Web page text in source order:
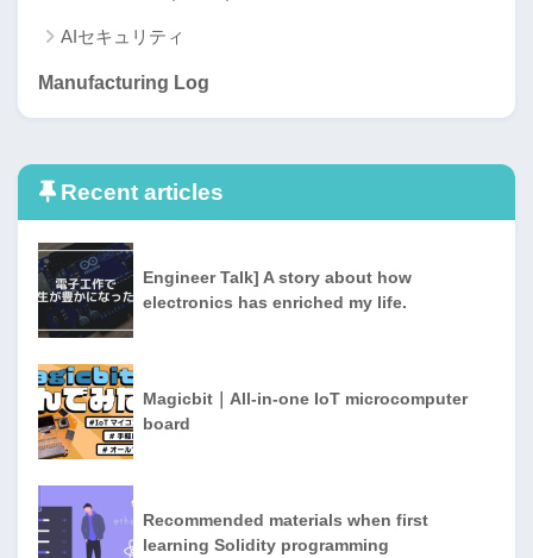
AIセキュリティ
Manufacturing Log
Recent articles
Engineer Talk] A story about how
electronics has enriched my life.
Magicbit｜All-in-one IoT microcomputer
board
Recommended materials when first
learning Solidity programming